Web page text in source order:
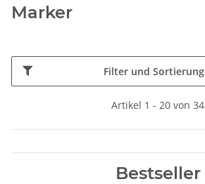
Marker
Filter und Sortierung
Artikel 1 - 20 von 34
Bestseller